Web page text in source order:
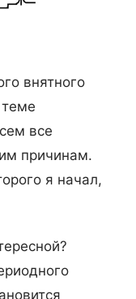
внятного
теме
все
причинам.
я начал,